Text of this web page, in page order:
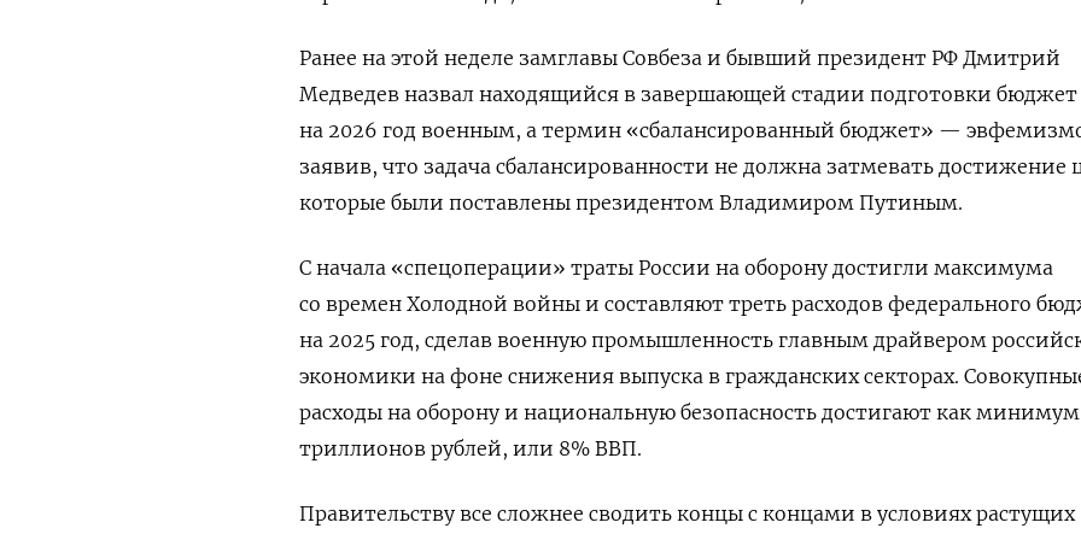
Ранее на этой неделе замглавы Совбеза и бывший президент РФ Дмитрий
Медведев назвал находящийся в завершающей стадии подготовки бюджет
на 2026 год военным, а термин «сбалансированный бюджет» —
заявив, что задача сбалансированности не должна затмевать достижение
которые были поставлены президентом Владимиром Путиным.
С начала «спецоперации» траты России на оборону достигли максимума
со времен Холодной войны и составляют треть расходов федерального
на 2025 год, сделав военную промышленность главным драйвером
экономики на фоне снижения выпуска в гражданских секторах.
расходы на оборону и национальную безопасность достигают как минимум
триллионов рублей, или 8% ВВП.
Правительству все сложнее сводить концы с концами в условиях растущих